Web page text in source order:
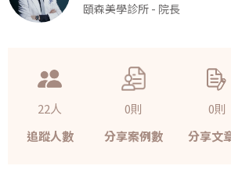
頤森美學診所 - 院長
22人
追蹤人數
0則
分享案例數
0則
分享文